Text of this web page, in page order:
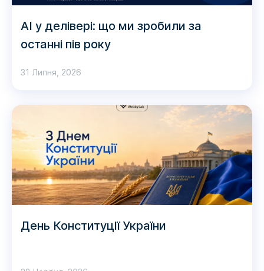
AI у делівері: що ми зробили за
останні пів року
31 Липня, 2026
День Конституції України